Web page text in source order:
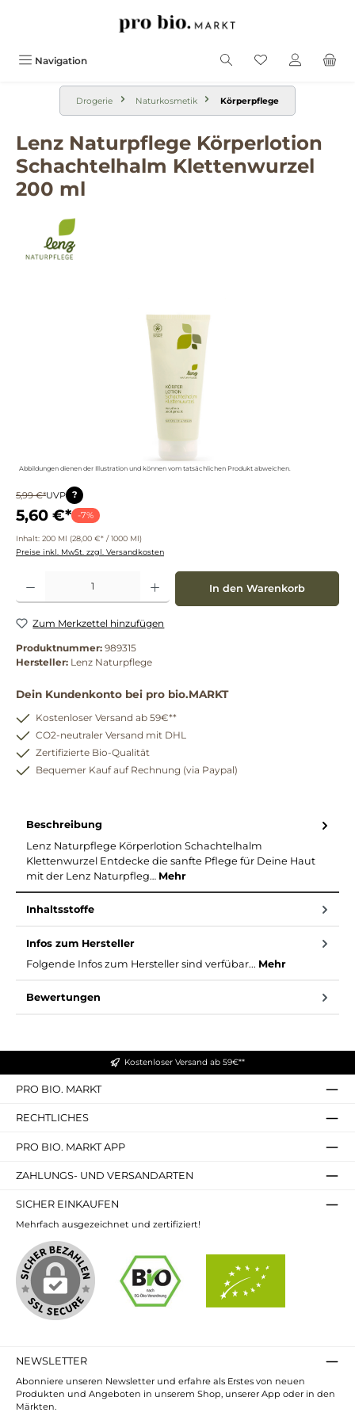
Navigation
Drogerie Naturkosmetik Körperpflege
Lenz Naturpflege Körperlotion
Schachtelhalm Klettenwurzel
200 ml
Abbildungen dienen der Illustration und können vom tatsächlichen Produkt abweichen.
5,99 €*UVP ?
5,60 €* -7%
Inhalt: 200 Ml (28,00 €* / 1000 Ml)
Preise inkl. MwSt. zzgl. Versandkosten
Produkt Anzahl: Gib den gewünschten Wert ein oder benutze die Schaltflächen um
In den Warenkorb
Zum Merkzettel hinzufügen
Produktnummer: 989315
Hersteller: Lenz Naturpflege
Dein Kundenkonto bei pro bio.MARKT
Kostenloser Versand ab 59€**
CO2-neutraler Versand mit DHL
Zertifizierte Bio-Qualität
Bequemer Kauf auf Rechnung (via Paypal)
Beschreibung
Lenz Naturpflege Körperlotion Schachtelhalm
Klettenwurzel Entdecke die sanfte Pflege für Deine Haut
mit der Lenz Naturpfleg… Mehr
Inhaltsstoffe
Infos zum Hersteller
Folgende Infos zum Hersteller sind verfübar... Mehr
Bewertungen
Kostenloser Versand ab 59€**
PRO BIO. MARKT
RECHTLICHES
PRO BIO. MARKT APP
ZAHLUNGS- UND VERSANDARTEN
SICHER EINKAUFEN
Mehrfach ausgezeichnet und zertifiziert!
NEWSLETTER
Abonniere unseren Newsletter und erfahre als Erstes von neuen
Produkten und Angeboten in unserem Shop, unserer App oder in den
Märkten.